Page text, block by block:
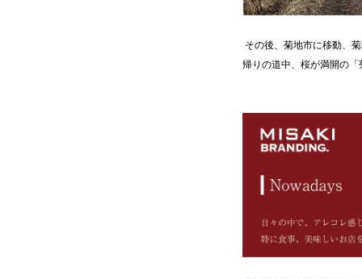
その後、菊地市に移動、
帰りの道中、桜が満開の